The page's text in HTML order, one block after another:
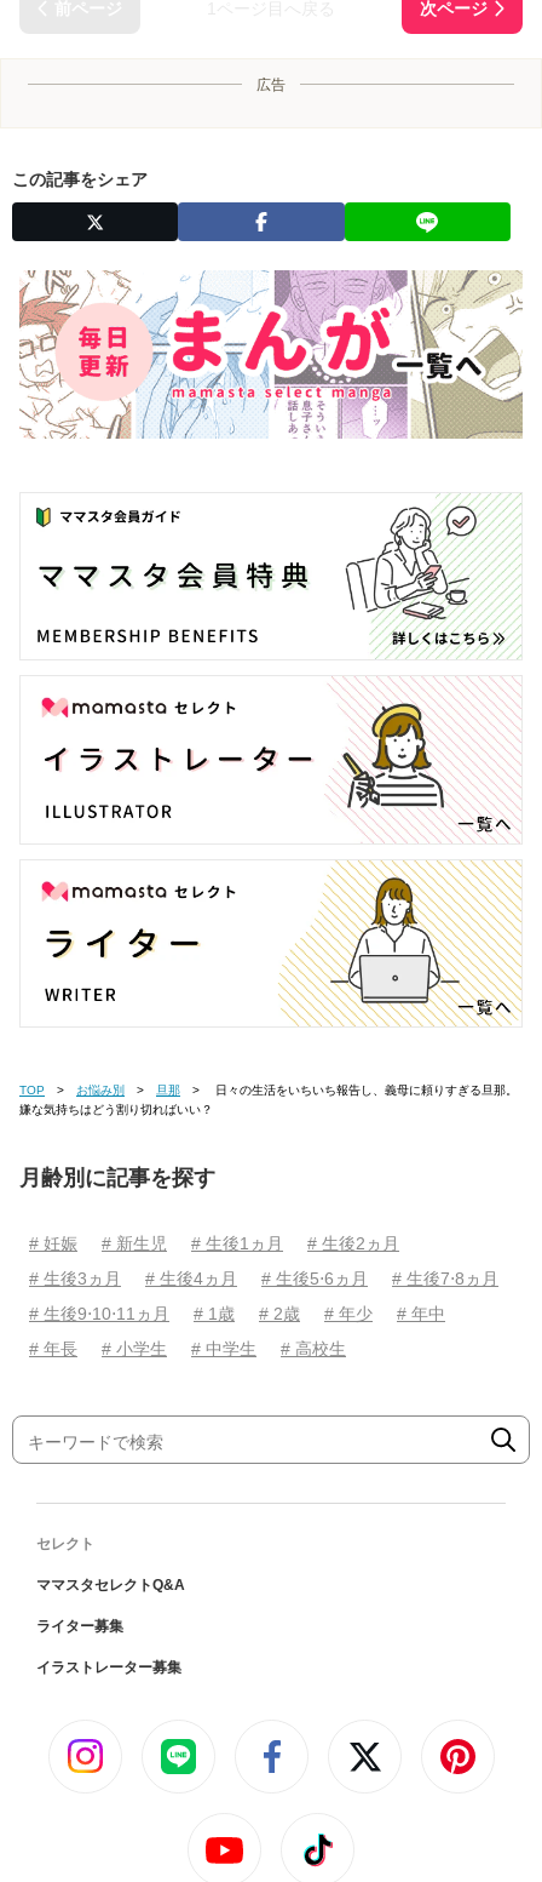
広告
この記事をシェア
TOP お悩み別 旦那
嫌な気持ちはどう割り切ればいい？
月齢別に記事を探す
# 妊娠 # 新生児 # 生後1ヵ月
# 生後2ヵ月
# 生後3ヵ月
# 生後4ヵ月 # 生後5⋅6ヵ月
# 生後7⋅8ヵ月
# 生後9⋅10⋅11ヵ月
# 1歳 # 2歳 # 年少
# 年中
# 年長
# 小学生 # 中学生 # 高校生
セレクト
ママスタセレクトQ&A
ライター募集
イラストレーター募集